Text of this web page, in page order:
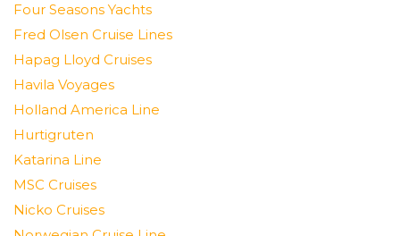
Four Seasons Yachts
Fred Olsen Cruise Lines
Hapag Lloyd Cruises
Havila Voyages
Holland America Line
Hurtigruten
Katarina Line
MSC Cruises
Nicko Cruises